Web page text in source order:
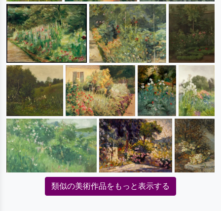
類似の美術作品をもっと表示する